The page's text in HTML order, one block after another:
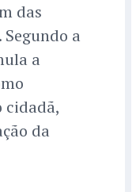
das
a
a
cidadã,
da